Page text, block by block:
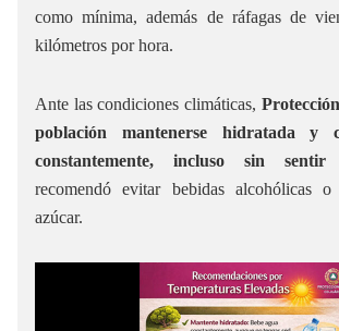
como mínima, además de ráfagas de
kilómetros por hora.
Ante las condiciones climáticas,
población mantenerse hidratada y
constantemente, incluso sin sentir
recomendó evitar bebidas alcohólicas
azúcar.